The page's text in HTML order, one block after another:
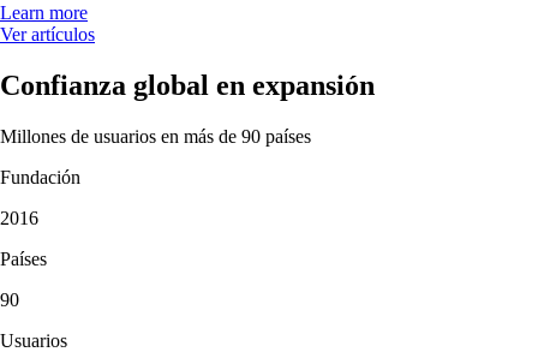
Learn more
Ver artículos
Confianza global en expansión
Millones de usuarios en más de 90 países
Fundación
2016
Países
90
Usuarios